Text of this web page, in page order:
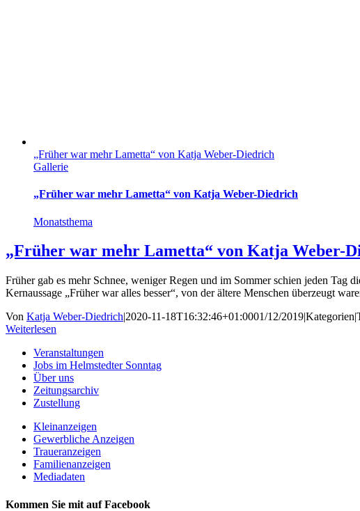
„Früher war mehr Lametta“ von Katja Weber-Diedrich
Gallerie
„Früher war mehr Lametta“ von Katja Weber-Diedrich
Monatsthema
„Früher war mehr Lametta“ von Katja Weber-
Früher gab es mehr Schnee, weniger Regen und im Sommer schien jeden Tag
Kernaussage „Früher war alles besser“, von der ältere Menschen überzeugt
Von Katja Weber-Diedrich|2020-11-18T16:32:46+01:0001/12/2019|Kategorien|
Weiterlesen
Veranstaltungen
Jobs im Helmstedter Sonntag
Über uns
Zeitungsarchiv
Zustellung
Kleinanzeigen
Gewerbliche Anzeigen
Traueranzeigen
Familienanzeigen
Mediadaten
Kommen Sie mit auf Facebook